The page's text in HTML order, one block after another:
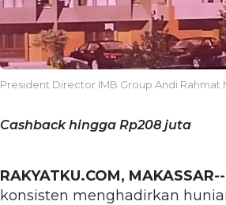
President Director IMB Group Andi Rahmat
Cashback hingga Rp208 juta
RAKYATKU.COM, MAKASSAR--
konsisten menghadirkan